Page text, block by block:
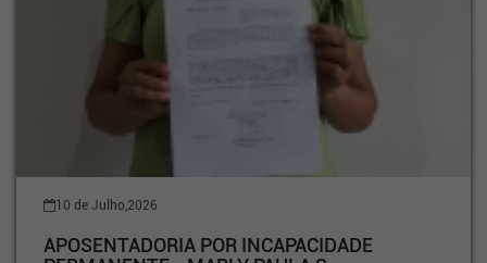
10 de Julho,2026
APOSENTADORIA POR INCAPACIDADE